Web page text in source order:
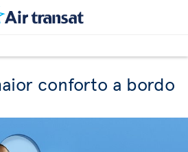
conforto a bordo